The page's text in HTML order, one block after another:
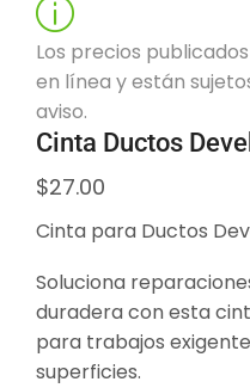
Los precios
en línea y están
aviso.
Cinta Ductos
$27.00
Cinta para Ductos
Soluciona
duradera con esta
para trabajos
superficies.